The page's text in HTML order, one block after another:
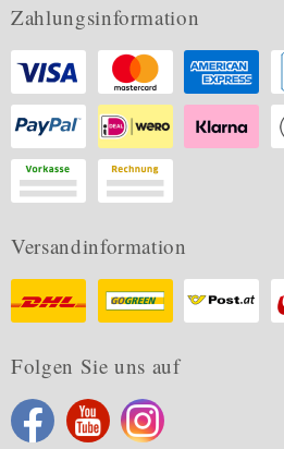
Zahlungsinformation
Versandinformation
Folgen Sie uns auf